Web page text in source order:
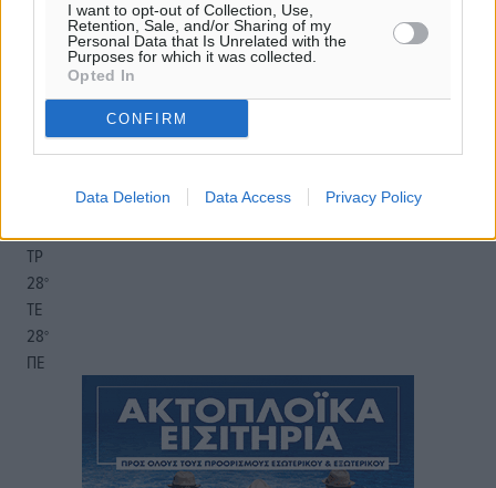
I want to opt-out of Collection, Use,
Retention, Sale, and/or Sharing of my
Personal Data that Is Unrelated with the
Purposes for which it was collected.
Opted In
CONFIRM
Data Deletion Data Access Privacy Policy
26°
06:19
πρόγνωση:
ΤΡ
28°
ΤΕ
28°
ΠΕ